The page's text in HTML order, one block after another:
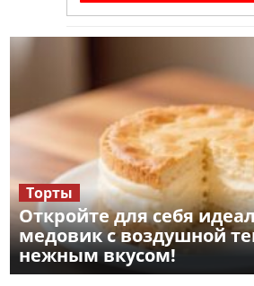
Откройте для себя
медовик с воздушной
нежным вкусом!
Торты